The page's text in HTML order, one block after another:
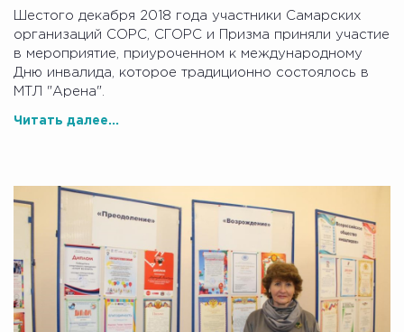
Шестого декабря 2018 года участники Самарских
организаций СОРС, СГОРС и Призма приняли участие
в мероприятие, приуроченном к международному
Дню инвалида, которое традиционно состоялось в
МТЛ "Арена".
Читать далее...